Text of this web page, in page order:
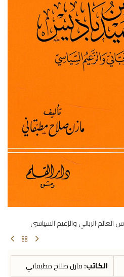
العالم الرباني والزعيم السياسي
الكاتب:مازن صلاح مطبقاني